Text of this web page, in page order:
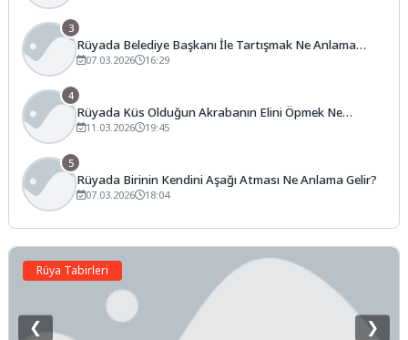
3
Rüyada Belediye Başkanı İle Tartışmak Ne Anlama
Gelir?
07.03.2026 16:29
4
Rüyada Küs Olduğun Akrabanın Elini Öpmek Ne
Anlama Gelir?
11.03.2026 19:45
5
Rüyada Birinin Kendini Aşağı Atması Ne Anlama Gelir?
07.03.2026 18:04
Rüya Tabirleri
❮ ❯